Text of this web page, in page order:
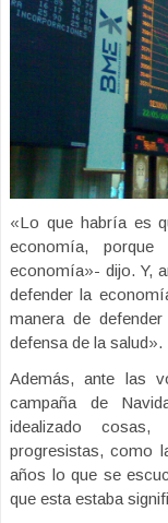
«Lo que habría es
economía,
economía»- dijo. Y,
defender la
manera de
defensa de la salud».
Además, ante las
campaña de
idealizado
progresistas, como
años lo que se
que esta estaba